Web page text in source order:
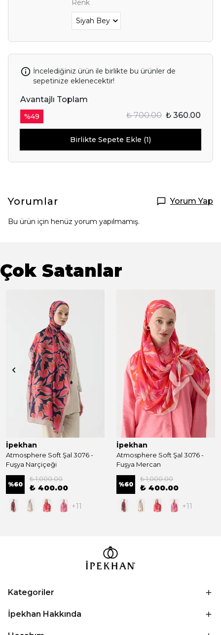
Renk
İncelediğiniz ürün ile birlikte bu ürünler de
sepetinize eklenecektir!
Avantajlı Toplam
%49 ₺ 700.00 ₺ 360.00
Birlikte Sepete Ekle (1)
Yorumlar Yorum Yap
Bu ürün için henüz yorum yapılmamış.
Çok Satanlar
İpekhan
Atmosphere Soft Şal 3076 -
Fuşya Narçiçeği
%60
₺ 1,000.00
₺ 400.00
+11
İpekhan
Atmosphere Soft Şal 3076 -
Fuşya Mercan
%60
₺ 1,000.00
₺ 400.00
+11
Kategoriler
İpekhan Hakkında